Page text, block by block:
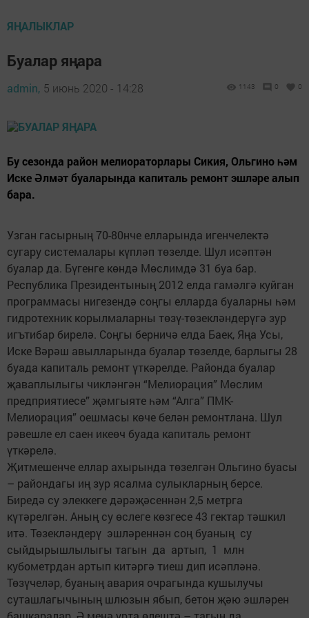
ЯҢАЛЫКЛАР
Буалар яңара
admin, 5 июнь 2020 - 14:28 1143 0 0
Бу сезонда район мелиораторлары Сикия, Ольгино һәм
Иске Әлмәт буаларында капиталь ремонт эшләре алып
бара.
Узган гасырның 70-80нче елларында игенчелектә
сугару системалары күпләп төзелде. Шул исәптән
буалар да. Бүгенге көндә Мөслимдә 31 буа бар.
Республика Президентының 2012 елда гамәлгә куйган
программасы нигезендә соңгы елларда буаларны һәм
гидротехник корылмаларны төзү-төзекләндерүгә зур
игътибар бирелә. Соңгы берничә елда Баек, Яңа Усы,
Иске Вәрәш авылларында буалар төзелде, барлыгы 28
буада капиталь ремонт үткәрелде. Районда буалар
җаваплылыгы чикләнгән “Мелиорация” Мөслим
предприятиесе” җәмгыяте һәм “Алга” ПМК-
Мелиорация” оешмасы көче белән ремонтлана. Шул
рәвешле ел саен икеөч буада капиталь ремонт
үткәрелә.
Җитмешенче еллар ахырында төзелгән Ольгино буасы
– райондагы иң зур ясалма сулыкларның берсе.
Биредә су элеккеге дәрәҗәсеннән 2,5 метрга
күтәрелгән. Аның су өслеге көзгесе 43 гектар тәшкил
итә. Төзекләндерү эшләреннән соң буаның су
сыйдырышлылыгы тагын да артып, 1 млн
кубометрдан артып китәргә тиеш дип исәпләнә.
Төзүчеләр, буаның авария очрагында кушылучы
суташлагычының шлюзын ябып, бетон җәю эшләрен